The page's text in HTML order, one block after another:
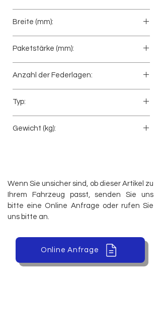
Breite (mm):
Paketstärke (mm):
Anzahl der Federlagen:
Typ:
Gewicht (kg):
Wenn Sie unsicher sind, ob dieser Artikel zu
Ihrem Fahrzeug passt, senden Sie uns
bitte eine Online Anfrage oder rufen Sie
uns bitte an.
Online Anfrage